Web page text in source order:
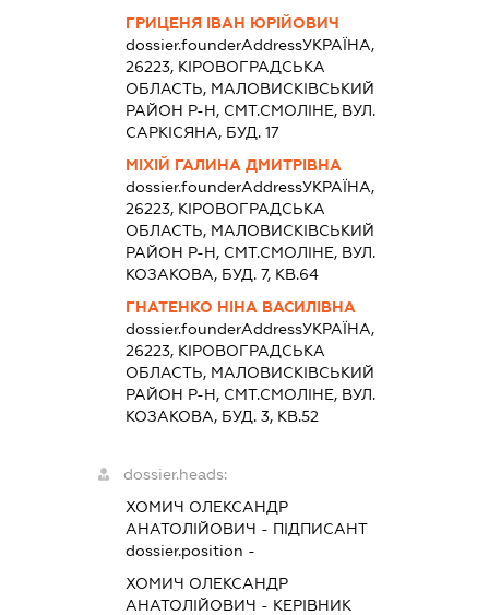
ГРИЦЕНЯ ІВАН ЮРІЙОВИЧ
dossier.founderAddressУКРАЇНА,
26223, КIРОВОГРАДСЬКА
ОБЛАСТЬ, МАЛОВИСКIВСЬКИЙ
РАЙОН Р-Н, СМТ.СМОЛІНЕ, ВУЛ.
САРКІСЯНА, БУД. 17
МІХІЙ ГАЛИНА ДМИТРІВНА
dossier.founderAddressУКРАЇНА,
26223, КIРОВОГРАДСЬКА
ОБЛАСТЬ, МАЛОВИСКIВСЬКИЙ
РАЙОН Р-Н, СМТ.СМОЛІНЕ, ВУЛ.
КОЗАКОВА, БУД. 7, КВ.64
ГНАТЕНКО НІНА ВАСИЛІВНА
dossier.founderAddressУКРАЇНА,
26223, КIРОВОГРАДСЬКА
ОБЛАСТЬ, МАЛОВИСКIВСЬКИЙ
РАЙОН Р-Н, СМТ.СМОЛІНЕ, ВУЛ.
КОЗАКОВА, БУД. 3, КВ.52
dossier.heads:
ХОМИЧ ОЛЕКСАНДР
АНАТОЛІЙОВИЧ - ПІДПИСАНТ
dossier.position -
ХОМИЧ ОЛЕКСАНДР
АНАТОЛІЙОВИЧ - КЕРІВНИК